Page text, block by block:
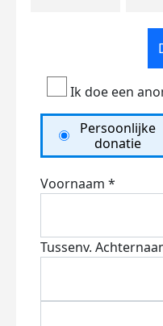
Ik doe een
Persoonlijke
donatie
Voornaam *
Tussenv.